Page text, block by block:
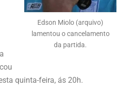
Edson Miolo (arquivo)
lamentou o cancelamento
da partida.
quinta-feira, ás 20h.